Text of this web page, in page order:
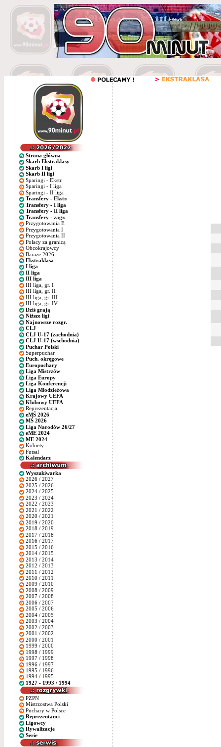
Strona główna
Skarb Ekstraklasy
Skarb I ligi
Skarb II ligi
Sparingi - Ekstr.
Sparingi - I liga
Sparingi - II liga
Transfery - Ekstr.
Transfery - I liga
Transfery - II liga
Transfery - zagr.
Przygotowania E
Przygotowania I
Przygotowania II
Polacy za granicą
Obcokrajowcy
Baraże 2026
Ekstraklasa
I liga
II liga
III liga
III liga, gr. I
III liga, gr. II
III liga, gr. III
III liga, gr. IV
Dziś grają
Niższe ligi
Najnowsze rozgr.
CLJ
CLJ U-17 (zachodnia)
CLJ U-17 (wschodnia)
Puchar Polski
Superpuchar
Puch. okręgowe
Europuchary
Liga Mistrzów
Liga Europy
Liga Konferencji
Liga Młodzieżowa
Krajowy UEFA
Klubowy UEFA
Reprezentacja
eMŚ 2026
MŚ 2026
Liga Narodów 26/27
eME 2024
ME 2024
Kobiety
Futsal
Kalendarz
Wyszukiwarka
2026 / 2027
2025 / 2026
2024 / 2025
2023 / 2024
2022 / 2023
2021 / 2022
2020 / 2021
2019 / 2020
2018 / 2019
2017 / 2018
2016 / 2017
2015 / 2016
2014 / 2015
2013 / 2014
2012 / 2013
2011 / 2012
2010 / 2011
2009 / 2010
2008 / 2009
2007 / 2008
2006 / 2007
2005 / 2006
2004 / 2005
2003 / 2004
2002 / 2003
2001 / 2002
2000 / 2001
1999 / 2000
1998 / 1999
1997 / 1998
1996 / 1997
1995 / 1996
1994 / 1995
1927 - 1993 / 1994
PZPN
Mistrzostwa Polski
Puchary w Polsce
Reprezentanci
Ligowcy
Rywalizacje
Serie